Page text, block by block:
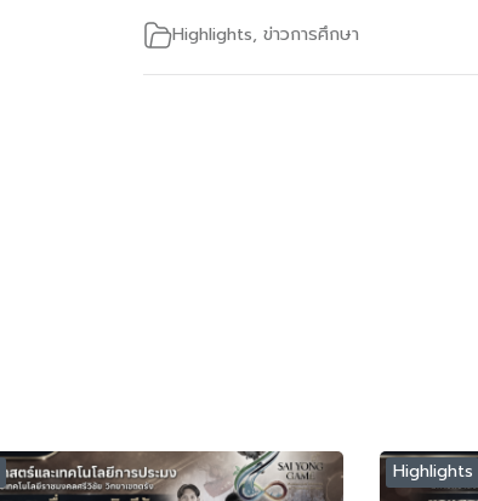
Highlights, ข่าวการศึกษา
Highlights